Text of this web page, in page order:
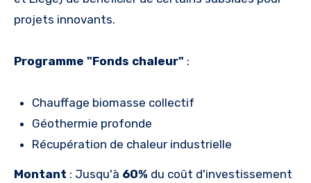
projets innovants.
Programme "Fonds chaleur" :
Chauffage biomasse collectif
Géothermie profonde
Récupération de chaleur industrielle
Montant : Jusqu'à 60% du coût d'investissement